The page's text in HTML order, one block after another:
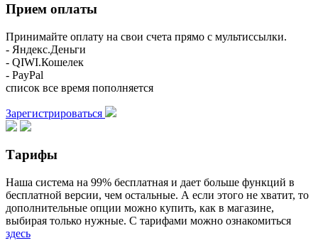
Прием оплаты
Принимайте оплату на свои счета прямо с мультиссылки.
- Яндекс.Деньги
- QIWI.Кошелек
- PayPal
список все время пополняется
Зарегистрироваться
Тарифы
Наша система на 99% бесплатная и дает больше функций в
бесплатной версии, чем остальные. А если этого не хватит, то
дополнительные опции можно купить, как в магазине,
выбирая только нужные. С тарифами можно ознакомиться
здесь